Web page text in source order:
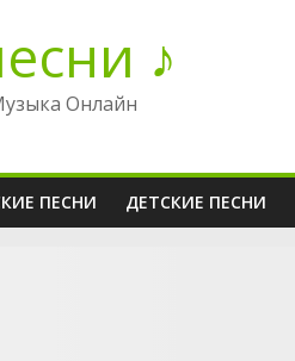
♪
Онлайн
ПЕСНИ ДЕТСКИЕ ПЕСНИ